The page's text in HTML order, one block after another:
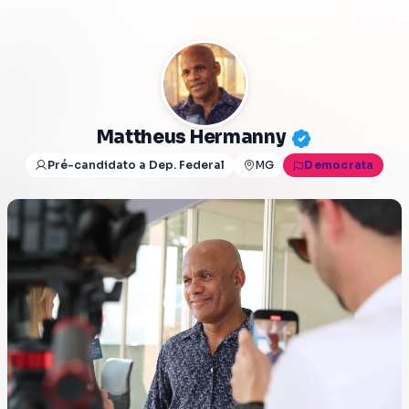
Mattheus Hermanny
Pré-candidato a Dep. Federal MG Democrata